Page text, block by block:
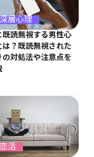
深層心理
既読無視する男性心
は？既読無視された
の対処法や注意点を
恋活